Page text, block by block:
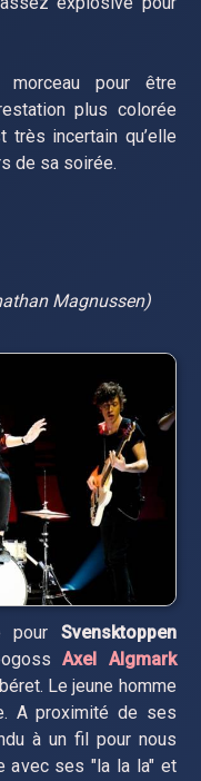
morceau pour être
plus colorée
très incertain qu’elle
de sa soirée.
Magnussen)
pour Svensktoppen
Axel Algmark
Le jeune homme
A proximité de ses
à un fil pour nous
avec ses "la la la" et